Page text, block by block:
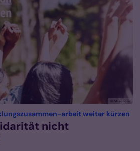
© Misereor
arbeit weiter kürzen
nicht